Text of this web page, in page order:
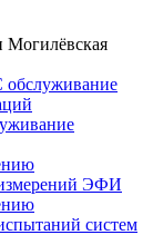
Могилёвская
ЭФИ
систем